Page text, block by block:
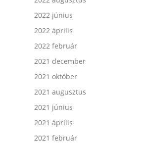
2022 június
2022 április
2022 február
2021 december
2021 október
2021 augusztus
2021 június
2021 április
2021 február